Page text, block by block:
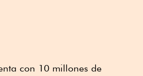
con 10 millones de